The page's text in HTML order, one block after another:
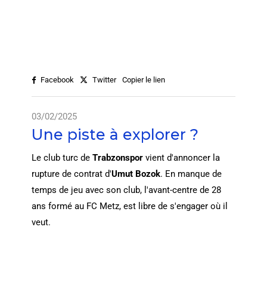
Facebook Twitter Copier le lien
03/02/2025
Une piste à explorer ?
Le club turc de Trabzonsporvient d'annoncer la
rupture de contrat d'Umut Bozok. En manque de
temps de jeu avec son club, l'avant-centre de 28
ans formé au FC Metz, est libre de s'engager où il
veut.